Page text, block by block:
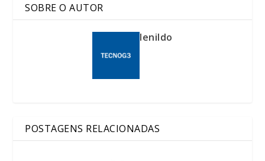
SOBRE O AUTOR
lenildo
POSTAGENS RELACIONADAS